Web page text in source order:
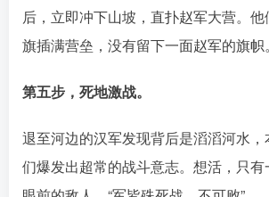
后，立即冲下山坡，直扑赵军大营。
旗插满营垒，没有留下一面赵军的旗帜󠄹󠅀󠄪󠄢󠄡󠄦󠄞󠄧󠄣󠄞󠄢󠄡󠄦󠄞󠄩󠄤󠅬󠅅󠅃󠄵󠅂󠄪󠅗󠅥󠅕󠅣󠅤󠅬󠅄󠄹󠄽󠄵󠄪󠄢󠄠󠄢󠄦󠄝󠄠󠄨󠄝󠄠󠄦󠄐󠄡󠄧󠄪󠄠󠄠󠄪󠄣󠄡󠅬󠅨󠅙󠅑󠅟󠅗󠅒󠄞󠅓󠅟󠅝󠄐󠇕󠆠󠅿󠇖󠆄󠆩󠇕󠅿󠆈󠇗󠆭󠆁󠄐󠇗󠅹󠅸󠇖󠆍󠅳󠇖󠅹󠅰󠇖󠆌󠅹。
第五步，死地激战。
退至河边的汉军发现背后是滔滔河水
们爆发出超常的战斗意志。想活，只